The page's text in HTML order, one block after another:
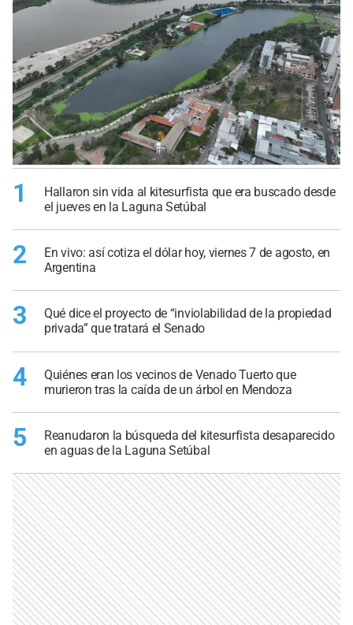
1
Hallaron sin vida al kitesurfista que era buscado desde
el jueves en la Laguna Setúbal
2
En vivo: así cotiza el dólar hoy, viernes 7 de agosto, en
Argentina
3
Qué dice el proyecto de “inviolabilidad de la propiedad
privada” que tratará el Senado
4
Quiénes eran los vecinos de Venado Tuerto que
murieron tras la caída de un árbol en Mendoza
5
Reanudaron la búsqueda del kitesurfista desaparecido
en aguas de la Laguna Setúbal